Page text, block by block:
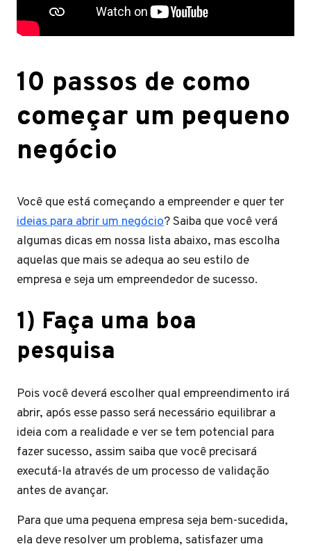
10 passos de como
começar um pequeno
negócio
Você que está começando a empreender e quer ter
ideias para abrir um negócio? Saiba que você verá
algumas dicas em nossa lista abaixo, mas escolha
aquelas que mais se adequa ao seu estilo de
empresa e seja um empreendedor de sucesso.
1) Faça uma boa
pesquisa
Pois você deverá escolher qual empreendimento irá
abrir, após esse passo será necessário equilibrar a
ideia com a realidade e ver se tem potencial para
fazer sucesso, assim saiba que você precisará
executá-la através de um processo de validação
antes de avançar.
Para que uma pequena empresa seja bem-sucedida,
ela deve resolver um problema, satisfazer uma